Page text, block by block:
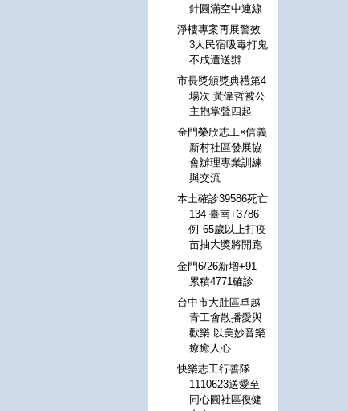
針圓滿空中連線
淨樓專案再展警效
3人民宿吸毒打鬼
不成遭送辦
市長獎頒獎典禮第4
場次 黃偉哲被公
主抱掌聲四起
金門榮欣志工×信義
新村社區發展協
會辦理專業訓練
與交流
本土確診39586死亡
134 臺南+3786
例 65歲以上打疫
苗抽大獎將開跑
金門6/26新增+91
累積4771確診
台中市大肚區卓越
青工會散播愛與
歡樂 以美妙音樂
療癒人心
快樂志工行善隊
1110623送愛至
同心圓社區復健